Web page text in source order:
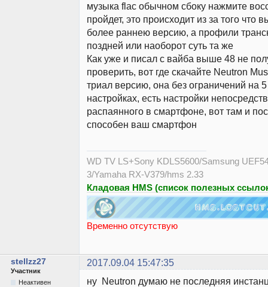
музыка flac обычном сбоку нажмите
пройдет, это происходит из за того что
более раннею версию, а профили
поздней или наоборот суть та же
Как уже и писал с вайба выше 48 не
проверить, вот где скачайте Neutron
триал версию, она без ограничений на
настройках, есть настройки
распаянного в смартфоне, вот там и
способен ваш смартфон
WD TV LS+Sony KDLS5600/Samsung
3/Yamaha RX-V379/hms 2.33
Кладовая HMS (список полезных
Временно отсутствую
stellzz27 2017.09.04 15:47:35
Участник
Неактивен
ну Neutron думаю не последняя